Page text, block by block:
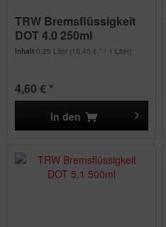
TRW Bremsflüssigkeit
DOT 4.0 250ml
Inhalt0.25 Liter (18,40 € * / 1 Liter)
4,60 € *
In den